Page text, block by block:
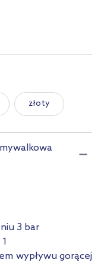
złoty
3 bar
wypływu gorącej